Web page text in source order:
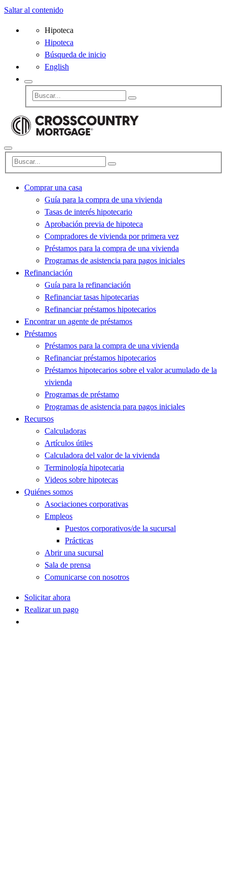
Saltar al contenido
Hipoteca
Hipoteca
Búsqueda de inicio
English
Comprar una casa
Guía para la compra de una vivienda
Tasas de interés hipotecario
Aprobación previa de hipoteca
Compradores de vivienda por primera vez
Préstamos para la compra de una vivienda
Programas de asistencia para pagos iniciales
Refinanciación
Guía para la refinanciación
Refinanciar tasas hipotecarias
Refinanciar préstamos hipotecarios
Encontrar un agente de préstamos
Préstamos
Préstamos para la compra de una vivienda
Refinanciar préstamos hipotecarios
Préstamos hipotecarios sobre el valor acumulado de la
vivienda
Programas de préstamo
Programas de asistencia para pagos iniciales
Recursos
Calculadoras
Artículos útiles
Calculadora del valor de la vivienda
Terminología hipotecaria
Videos sobre hipotecas
Quiénes somos
Asociaciones corporativas
Empleos
Puestos corporativos/de la sucursal
Prácticas
Abrir una sucursal
Sala de prensa
Comunicarse con nosotros
Solicitar ahora
Realizar un pago